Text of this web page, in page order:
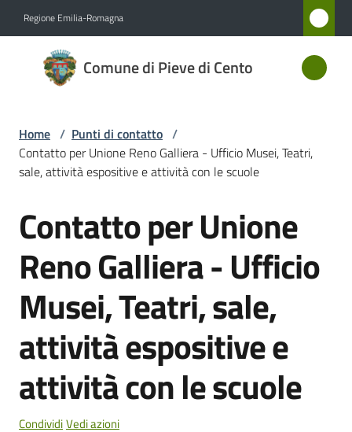
Regione Emilia-Romagna
Comune di Pieve di Cento
Comune
di Pieve
Amministrazione
Novità
Servizi
Vivere
Pieve
Cento
Home / Punti di contatto /
Contatto per Unione Reno Galliera - Ufficio Musei, Teatri,
sale, attività espositive e attività con le scuole
Salta al contenuto
Contatto per Unione
Reno Galliera - Ufficio
Musei, Teatri, sale,
attività espositive e
attività con le scuole
CondividiVedi azioni